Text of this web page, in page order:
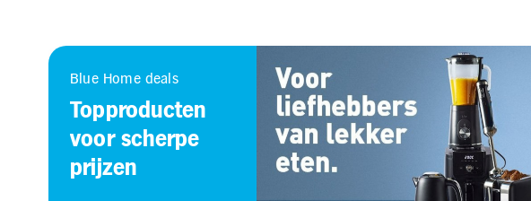
Blue Home deals
Topproducten
voor scherpe
prijzen